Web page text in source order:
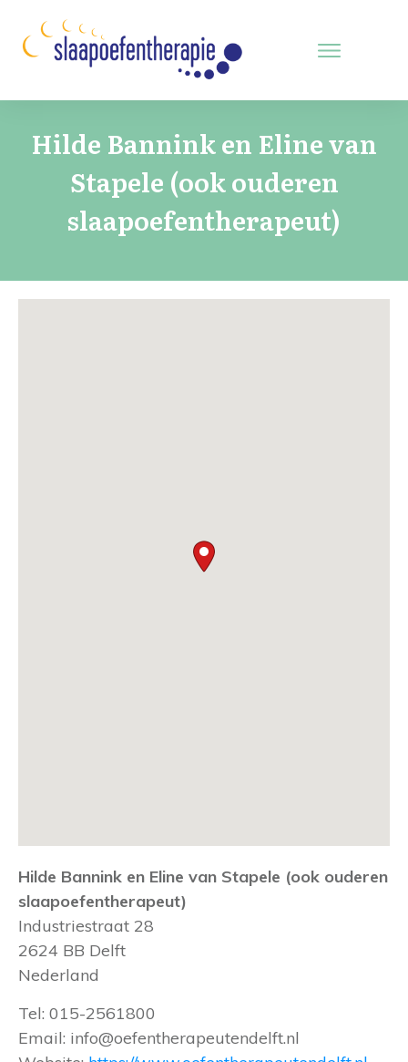
Hilde Bannink en Eline van
Stapele (ook ouderen
slaapoefentherapeut)
Hilde Bannink en Eline van Stapele (ook ouderen
slaapoefentherapeut)
Industriestraat 28
2624 BB Delft
Nederland
Tel: 015-2561800
Email: info@oefentherapeutendelft.nl